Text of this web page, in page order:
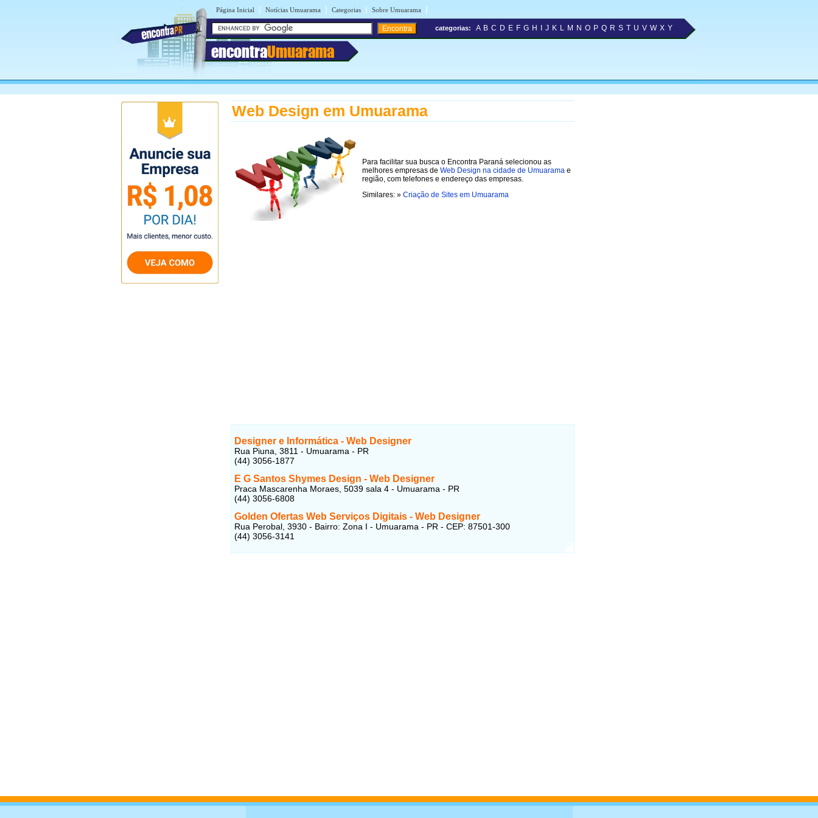
Página Inicial | Notícias Umuarama | Categorias | Sobre Umuarama |
encontraUmuarama
categorias: A B C D E F G H J K L M N O P Q R S T U V W X Y
Web Design em Umuarama
Para facilitar sua busca o Encontra Paraná selecionou as
melhores empresas de Web Design na cidade de Umuarama e
região, com telefones e endereço das empresas.
Similares: » Criação de Sites em Umuarama
Designer e Informática - Web Designer
Rua Piuna, 3811 - Umuarama - PR
(44) 3056-1877
E G Santos Shymes Design - Web Designer
Praca Mascarenha Moraes, 5039 sala 4 - Umuarama - PR
(44) 3056-6808
Golden Ofertas Web Serviços Digitais - Web Designer
Rua Perobal, 3930 - Bairro: Zona I - Umuarama - PR - CEP: 87501-300
(44) 3056-3141